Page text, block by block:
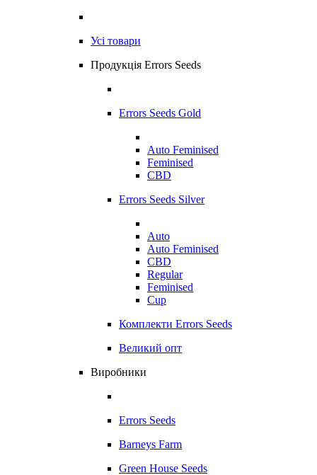
Усі товари
Продукція Errors Seeds
Errors Seeds Gold
Auto Feminised
Feminised
CBD
Errors Seeds Silver
Auto
Auto Feminised
CBD
Regular
Feminised
Cup
Комплекти Errors Seeds
Великий опт
Виробники
Errors Seeds
Barneys Farm
Green House Seeds